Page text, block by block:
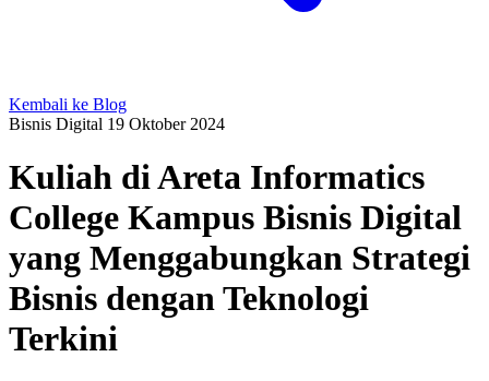
Kembali ke Blog
Bisnis Digital 19 Oktober 2024
Kuliah di Areta Informatics
College Kampus Bisnis Digital
yang Menggabungkan Strategi
Bisnis dengan Teknologi
Terkini